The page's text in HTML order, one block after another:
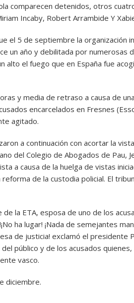
comparecen detenidos, otros
Incaby, Robert Arrambide Y
el 5 de septiembre la organización
un año y debilitada por numerosas
alto el fuego que en España fue
y media de retraso a causa de
encarcelados en Fresnes
agitado.
a continuación con acortar la
del Colegio de Abogados de Pau,
a causa de la huelga de vistas
de la custodia policial. El
de la ETA, esposa de uno de los
ha lugar! ¡Nada de semejantes
de justicia! exclamó el presidente
público y de los acusados quienes,
vasco.
diciembre.